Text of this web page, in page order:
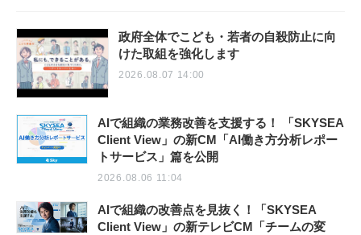
政府全体でこども・若者の自殺防止に向
けた取組を強化します
2026.08.07 14:00
AIで組織の業務改善を支援する！ 「SKYSEA
Client View」の新CM「AI働き方分析レポー
トサービス」篇を公開
2026.08.06 11:04
AIで組織の改善点を見抜く！「SKYSEA
Client View」の新テレビCM「チームの変